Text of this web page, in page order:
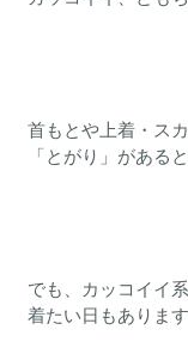
首もとや上着・ス
「とがり」がある
でも、カッコイイ
着たい日もあります